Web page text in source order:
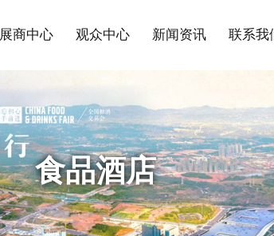
展商中心 观众中心 新闻资讯 联系我
食品酒店